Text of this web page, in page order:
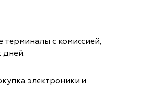
терминалы с комиссией,
дней.
электроники и